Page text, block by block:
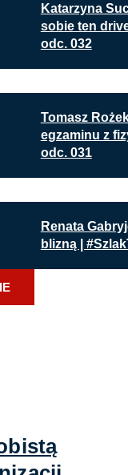
Katarzyna
sobie ten
odc. 032
Tomasz
egzaminu z
odc. 031
Renata
blizną |